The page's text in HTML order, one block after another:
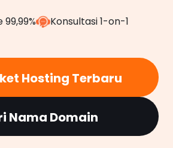
Konsultasi 1-on-1
Hosting Terbaru
Nama Domain